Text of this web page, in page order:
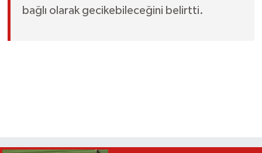
bağlı olarak gecikebileceğini belirtti.